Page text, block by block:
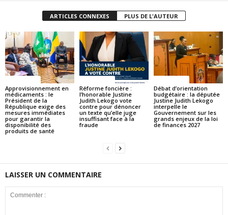
ARTICLES CONNEXES PLUS DE L'AUTEUR
Approvisionnement en
médicaments : le
Président de la
République exige des
mesures immédiates
pour garantir la
disponibilité des
produits de santé
Réforme foncière :
l’honorable Justine
Judith Lekogo vote
contre pour dénoncer
un texte qu’elle juge
insuffisant face à la
fraude
Débat d’orientation
budgétaire : la députée
Justine Judith Lekogo
interpelle le
Gouvernement sur les
grands enjeux de la loi
de finances 2027
LAISSER UN COMMENTAIRE